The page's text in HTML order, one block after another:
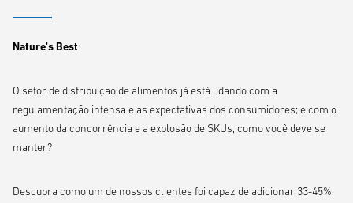
Nature's Best
O setor de distribuição de alimentos já está lidando com a
regulamentação intensa e as expectativas dos consumidores; e com o
aumento da concorrência e a explosão de SKUs, como você deve se
manter?
Descubra como um de nossos clientes foi capaz de adicionar 33-45%